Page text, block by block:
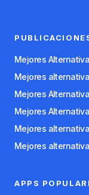
Mejores
APPS